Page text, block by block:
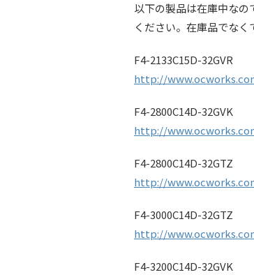
以下の製品は在庫中な
ください。在庫品でなく
F4-2133C15D-32GVR
http://
F4-2800C14D-32GVK
http://
F4-2800C14D-32GTZ
http://
F4-3000C14D-32GTZ
http://
F4-3200C14D-32GVK